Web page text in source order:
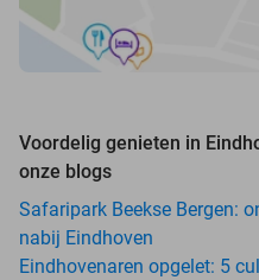
Voordelig genieten in
onze blogs
Safaripark Beekse Bergen:
nabij Eindhoven
Eindhovenaren opgelet: 5